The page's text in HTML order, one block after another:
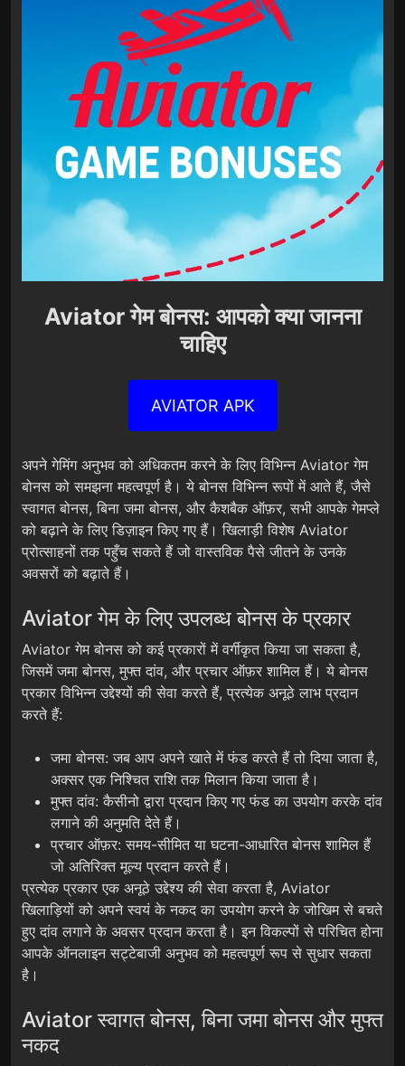
Aviator गेम बोनस: आपको क्या जानना
चाहिए
AVIATOR APK
अपने गेमिंग अनुभव को अधिकतम करने के लिए विभिन्न Aviator गेम
बोनस को समझना महत्वपूर्ण है। ये बोनस विभिन्न रूपों में आते हैं, जैसे
स्वागत बोनस, बिना जमा बोनस, और कैशबैक ऑफ़र, सभी आपके गेमप्ले
को बढ़ाने के लिए डिज़ाइन किए गए हैं। खिलाड़ी विशेष Aviator
प्रोत्साहनों तक पहुँच सकते हैं जो वास्तविक पैसे जीतने के उनके
अवसरों को बढ़ाते हैं।
Aviator गेम के लिए उपलब्ध बोनस के प्रकार
Aviator गेम बोनस को कई प्रकारों में वर्गीकृत किया जा सकता है,
जिसमें जमा बोनस, मुफ्त दांव, और प्रचार ऑफ़र शामिल हैं। ये बोनस
प्रकार विभिन्न उद्देश्यों की सेवा करते हैं, प्रत्येक अनूठे लाभ प्रदान
करते हैं:
जमा बोनस: जब आप अपने खाते में फंड करते हैं तो दिया जाता है,
अक्सर एक निश्चित राशि तक मिलान किया जाता है।
मुफ्त दांव: कैसीनो द्वारा प्रदान किए गए फंड का उपयोग करके दांव
लगाने की अनुमति देते हैं।
प्रचार ऑफ़र: समय-सीमित या घटना-आधारित बोनस शामिल हैं
जो अतिरिक्त मूल्य प्रदान करते हैं।
प्रत्येक प्रकार एक अनूठे उद्देश्य की सेवा करता है, Aviator
खिलाड़ियों को अपने स्वयं के नकद का उपयोग करने के जोखिम से बचते
हुए दांव लगाने के अवसर प्रदान करता है। इन विकल्पों से परिचित होना
आपके ऑनलाइन सट्टेबाजी अनुभव को महत्वपूर्ण रूप से सुधार सकता
है।
Aviator स्वागत बोनस, बिना जमा बोनस और मुफ्त
नकद